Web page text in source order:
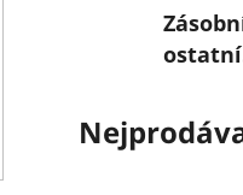
ostatní